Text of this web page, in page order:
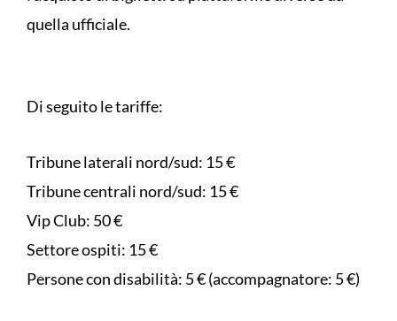
quella ufficiale.
Di seguito le tariffe:
Tribune laterali nord/sud: 15 €
Tribune centrali nord/sud: 15 €
Vip Club: 50 €
Settore ospiti: 15 €
Persone con disabilità: 5 € (accompagnatore: 5 €)